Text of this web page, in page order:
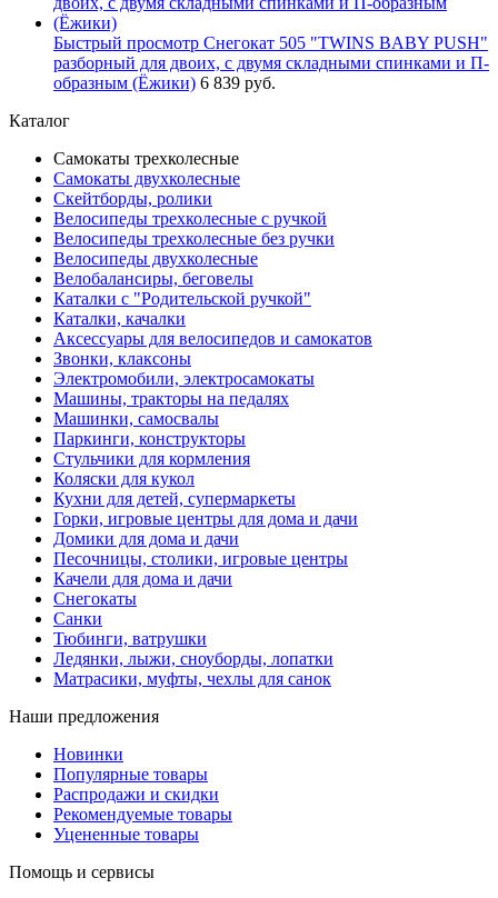
Быстрый просмотр Снегокат 505 "TWINS BABY PUSH"
разборный для двоих, с двумя складными спинками и П-
образным (Ёжики) 6 839 руб.
Каталог
Самокаты трехколесные
Самокаты двухколесные
Скейтборды, ролики
Велосипеды трехколесные с ручкой
Велосипеды трехколесные без ручки
Велосипеды двухколесные
Велобалансиры, беговелы
Каталки с "Родительской ручкой"
Каталки, качалки
Аксессуары для велосипедов и самокатов
Звонки, клаксоны
Электромобили, электросамокаты
Машины, тракторы на педалях
Машинки, самосвалы
Паркинги, конструкторы
Стульчики для кормления
Коляски для кукол
Кухни для детей, супермаркеты
Горки, игровые центры для дома и дачи
Домики для дома и дачи
Песочницы, столики, игровые центры
Качели для дома и дачи
Снегокаты
Санки
Тюбинги, ватрушки
Ледянки, лыжи, сноуборды, лопатки
Матрасики, муфты, чехлы для санок
Наши предложения
Новинки
Популярные товары
Распродажи и скидки
Рекомендуемые товары
Уцененные товары
Помощь и сервисы